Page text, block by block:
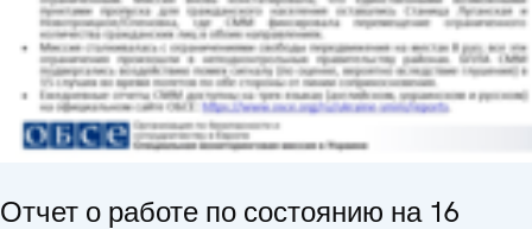
Отчет о работе по состоянию на 16